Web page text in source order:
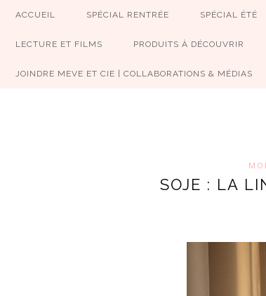
ACCUEIL SPÉCIAL RENTRÉE SPÉCIAL ÉTÉ
LECTURE ET FILMS PRODUITS À DÉCOUVRIR
JOINDRE MEVE ET CIE | COLLABORATIONS & MÉDIAS
SOJE : LA